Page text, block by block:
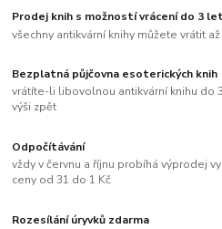
Prodej knih s možností vrácení do 3
všechny antikvární knihy můžete vrátit
Bezplatná půjčovna esoterických knih
vrátíte-li libovolnou antikvární knihu do
výši zpět
Odpočítávání
vždy v červnu a říjnu probíhá výprodej
ceny od 31 do 1 Kč
Rozesílání úryvků zdarma